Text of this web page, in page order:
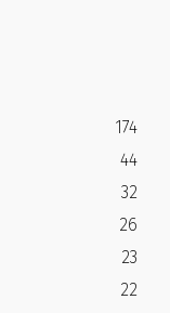
174
44
32
26
23
22